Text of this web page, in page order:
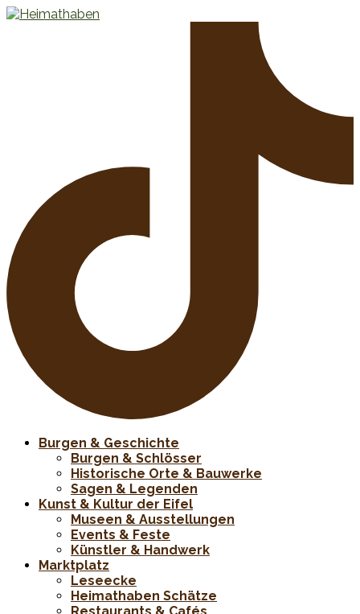
Burgen & Geschichte
Burgen & Schlösser
Historische Orte & Bauwerke
Sagen & Legenden
Kunst & Kultur der Eifel
Museen & Ausstellungen
Events & Feste
Künstler & Handwerk
Marktplatz
Leseecke
Heimathaben Schätze